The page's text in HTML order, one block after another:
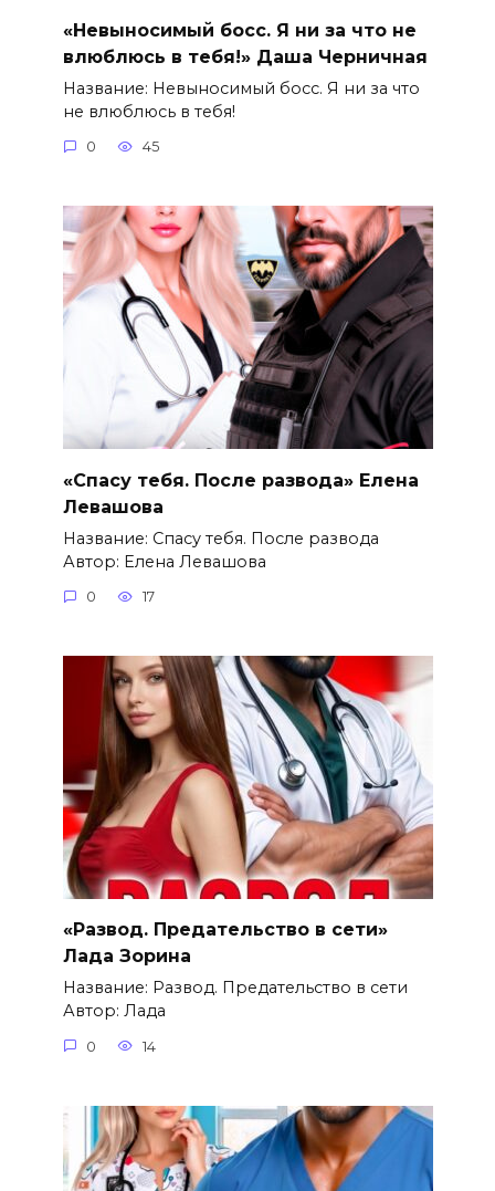
«Невыносимый босс. Я ни за что не
влюблюсь в тебя!» Даша Черничная
Название: Невыносимый босс. Я ни за что
не влюблюсь в тебя!
0 45
«Спасу тебя. После развода» Елена
Левашова
Название: Спасу тебя. После развода
Автор: Елена Левашова
0 17
«Развод. Предательство в сети»
Лада Зорина
Название: Развод. Предательство в сети
Автор: Лада
0 14